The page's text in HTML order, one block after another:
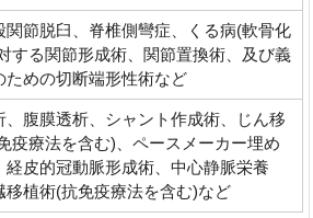
関節脱臼、脊椎側彎症、くる病(軟骨化
する関節形成術、関節置換術、及び義
ための切断端形性術など
、腹膜透析、シャント作成術、じん移
疫療法を含む)、ペースメーカー埋め
経皮的冠動脈形成術、中心静脈栄養
移植術(抗免疫療法を含む)など